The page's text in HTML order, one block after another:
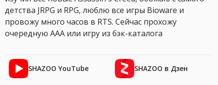
детства JRPG и RPG, люблю все игры Bioware и
провожу много часов в RTS. Сейчас прохожу
очередную AAA или игру из бэк-каталога
SHAZOO YouTube SHAZOO в Дзен